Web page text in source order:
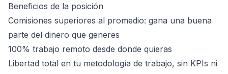
Beneficios de la posición
Comisiones superiores al promedio: gana una buena
parte del dinero que generes
100% trabajo remoto desde donde quieras
Libertad total en tu metodología de trabajo, sin KPIs ni